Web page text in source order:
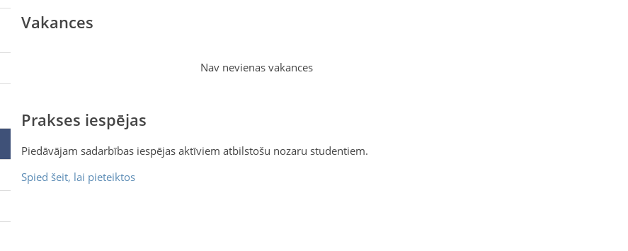
Vakances
Nav nevienas vakances
Prakses iespējas
Piedāvājam sadarbības iespējas aktīviem atbilstošu nozaru studentiem.
Spied šeit, lai pieteiktos